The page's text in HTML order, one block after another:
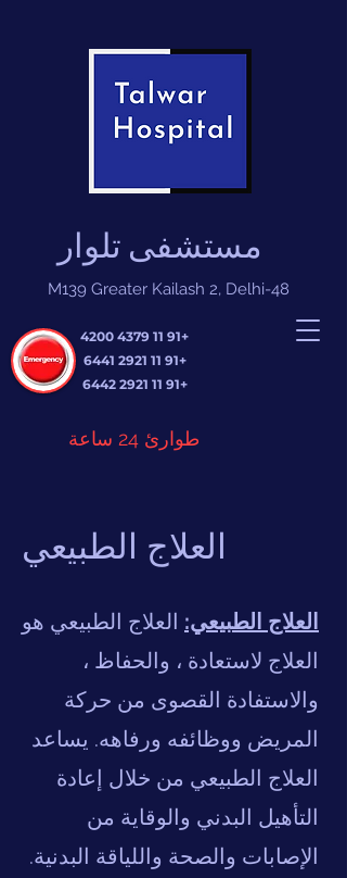
مستشفى تلوار
+91 11 4379 4200
+91 11 2921 6441
+91 11 2921 6442
طوارئ 24 ساعة
M139 Greater Kailash 2, Delhi-48
العلاج الطبيعي
العلاج الطبيعي: العلاج الطبيعي هو
العلاج لاستعادة ، والحفاظ ،
والاستفادة القصوى من حركة
المريض ووظائفه ورفاهه. يساعد
العلاج الطبيعي من خلال إعادة
التأهيل البدني والوقاية من
الإصابات والصحة واللياقة البدنية.